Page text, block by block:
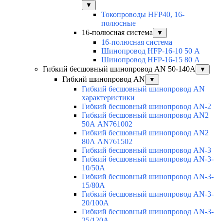
▼
Токопроводы HFP40, 16-
полюсные
16-полюсная система
▼
16-полюсная система
Шинопровод HFP-16-10 50 А
Шинопровод HFP-16-15 80 А
Гибкий бесшовный шинопровод AN 50-140А
▼
Гибкий шинопровод AN ▼
Гибкий бесшовный шинопровод AN
характеристики
Гибкий бесшовный шинопровод AN-2
Гибкий бесшовный шинопровод AN2
50А AN761002
Гибкий бесшовный шинопровод AN2
80А AN761502
Гибкий бесшовный шинопровод AN-3
Гибкий бесшовный шинопровод AN-3-
10/50A
Гибкий бесшовный шинопровод AN-3-
15/80A
Гибкий бесшовный шинопровод AN-3-
20/100A
Гибкий бесшовный шинопровод AN-3-